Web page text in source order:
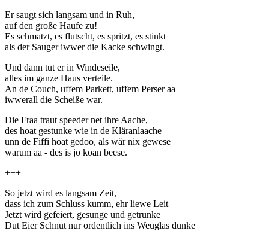
Er saugt sich langsam und in Ruh,
auf den große Haufe zu!
Es schmatzt, es flutscht, es spritzt, es stinkt
als der Sauger iwwer die Kacke schwingt.
Und dann tut er in Windeseile,
alles im ganze Haus verteile.
An de Couch, uffem Parkett, uffem Perser aa
iwwerall die Scheiße war.
Die Fraa traut speeder net ihre Aache,
des hoat gestunke wie in de Kläranlaache
unn de Fiffi hoat gedoo, als wär nix gewese
warum aa - des is jo koan beese.
+++
So jetzt wird es langsam Zeit,
dass ich zum Schluss kumm, ehr liewe Leit
Jetzt wird gefeiert, gesunge und getrunke
Dut Eier Schnut nur ordentlich ins Weuglas dunke